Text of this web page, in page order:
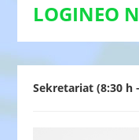
LOGINEO
Sekretariat (8:30 h